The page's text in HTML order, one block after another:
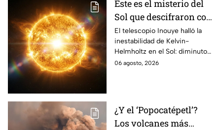
Este es el misterio del
Sol que descifraron con
un telescopio en
Hawái: explica las
tormentas solares que
afectan a la Tierra
El telescopio Inouye halló la
inestabilidad de Kelvin-
Helmholtz en el Sol: diminutos
remolinos que explicarían el
06 agosto, 2026
¿Y el ‘Popocatépetl’?
Los volcanes más